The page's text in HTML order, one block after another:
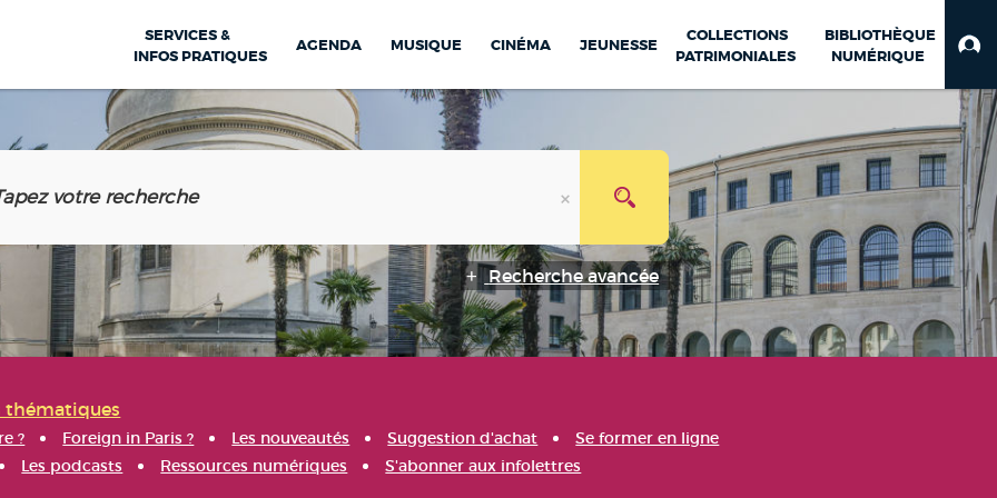
SERVICES &
INFOS PRATIQUES
AGENDA MUSIQUE CINÉMA JEUNESSE
COLLECTIONS
PATRIMONIALES
BIBLIOTHÈQUE
NUMÉRIQUE
Recherche avancée
thématiques
? Foreign in Paris ? Les nouveautés Suggestion d'achat
Se former en ligne
Les podcasts Ressources numériques S'abonner aux infolettres